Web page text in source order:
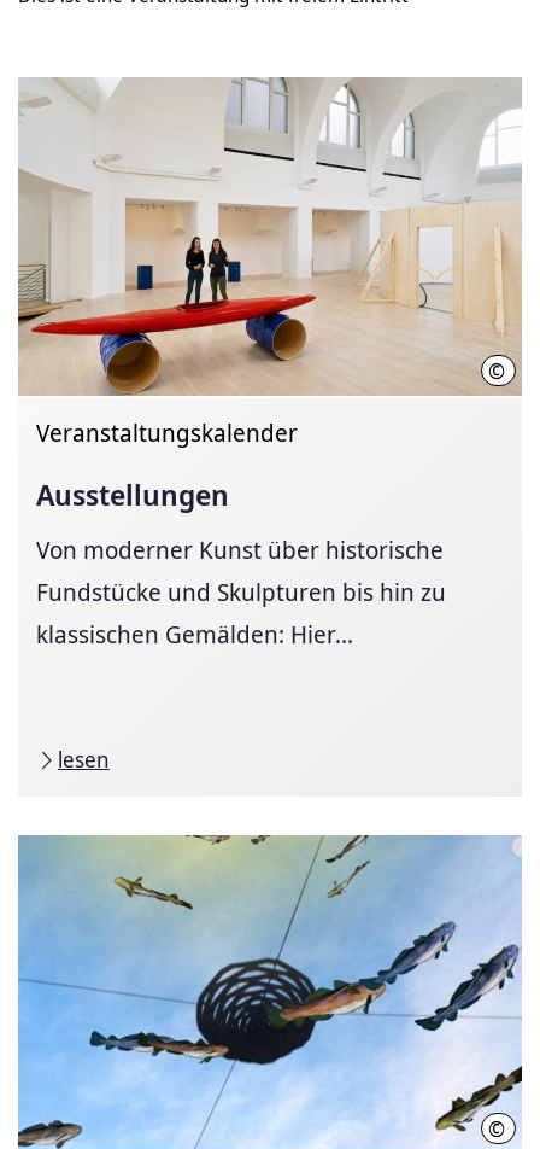
©
Veranstaltungskalender
Ausstellungen
Von moderner Kunst über historische
Fundstücke und Skulpturen bis hin zu
klassischen Gemälden: Hier...
lesen
© Will